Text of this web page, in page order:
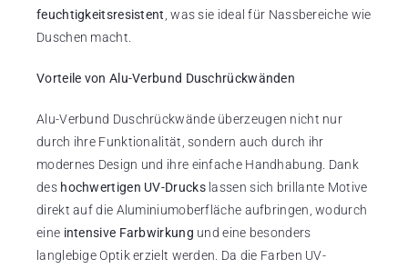
feuchtigkeitsresistent , was sie ideal für Nassbereiche wie
Duschen macht.
Vorteile von Alu-Verbund Duschrückwänden
Alu-Verbund Duschrückwände überzeugen nicht nur
durch ihre Funktionalität, sondern auch durch ihr
modernes Design und ihre einfache Handhabung. Dank
des hochwertigen UV-Druckslassen sich brillante Motive
direkt auf die Aluminiumoberfläche aufbringen, wodurch
eine intensive Farbwirkung und eine besonders
langlebige Optik erzielt werden. Da die Farben UV-